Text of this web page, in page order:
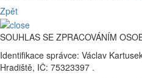
Zpět
SOUHLAS SE ZPRACOVÁNÍM
Identifikace správce: Václav
Hradiště, IČ: 75323397 .